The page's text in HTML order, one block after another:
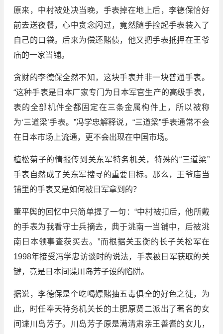
原来，中村被处决当晚，手表掉在地上后，李德保恰好
前去送夜餐，心中贪念闪过，竟然随手捡起手表装入了
自己的口袋。后来为偿还赌债，他又把手表抵押在王爷
庙的一家当铺。
贪财的李德保全然不知，这块手表并非一块普通手表。
“这种手表是日本厂家专门为日本军官生产的高级手表，
表的全部机件全都固定在三条金属构件上，所以被称
为‘三道梁’手表。”冯学忠解释说，“三道梁”手表通常不会
在日本市场上流通，更不会出现在中国市场。
植松菊子的情报传到关东军特务机关，特殊的“三道梁”
手表自然成了关东军搜寻的重要目标。那么，王爷庙当
铺里的手表又是如何被日军拿到的？
董平舆的回忆中只简单提了一句：“中村被扣后，他所戴
的手表为我看守士兵摘去，典于洮南一当铺中，后被洮
南日本领事查获买去。”而根据关玉衡的长子关松军在
1998年接受冯学忠访谈时的说法，手表被日军获取的关
键，竟是日本间谍川岛芳子设的陷阱。
据说，李德保是个吃喝嫖赌抽五毒俱全的好色之徒，为
此，时任奉天特务机关长的土肥原贤二派出了著名的女
间谍川岛芳子。川岛芳子原是满清肃亲王善耆的女儿，